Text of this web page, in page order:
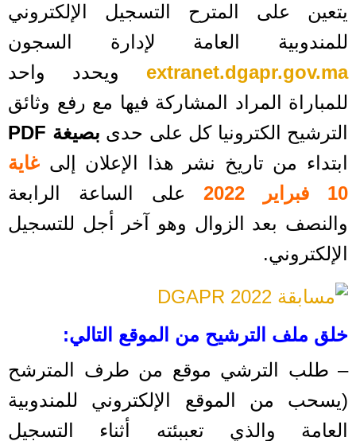
يتعين على المترح التسجيل الإلكتروني
للمندوبية العامة لإدارة السجون
extranet.dgapr.gov.ma ويحدد واحد
للمباراة المراد المشاركة فيها مع رفع وثائق
الترشيح الكترونيا كل على حدى بصيغة PDF
ابتداء من تاريخ نشر هذا الإعلان إلى غاية
10 فبراير 2022
على الساعة الرابعة
والنصف بعد الزوال وهو آخر أجل للتسجيل
الإلكتروني.
خلق ملف الترشيح من الموقع التالي:
– طلب الترشي موقع من طرف المترشح
(يسحب من الموقع الإلكتروني للمندوبية
العامة والذي تعببئته أثناء التسجيل